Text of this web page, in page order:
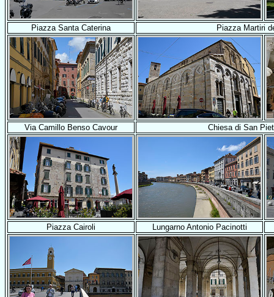
Piazza Santa Caterina Piazza Martiri
Via Camillo Benso Cavour Chiesa di San
Piazza Cairoli Lungarno Antonio Pacinotti